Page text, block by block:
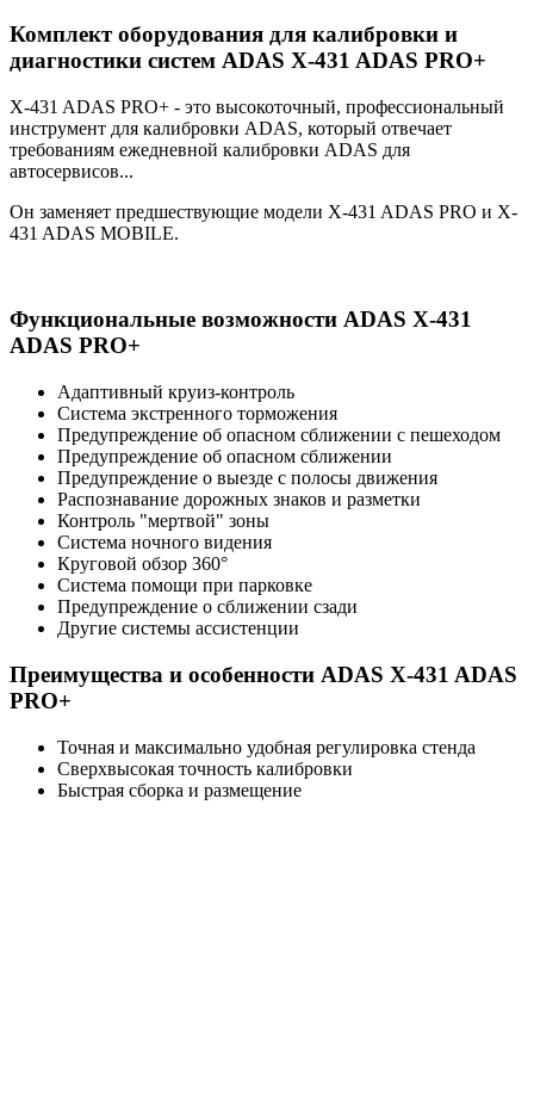
Комплект оборудования для калибровки и
диагностики систем ADAS X-431 ADAS PRO+
X-431 ADAS PRO+ - это высокоточный, профессиональный
инструмент для калибровки ADAS, который отвечает
требованиям ежедневной калибровки ADAS для
автосервисов...
Он заменяет предшествующие модели X-431 ADAS PRO и X-
431 ADAS MOBILE.
Функциональные возможности ADAS X-431
ADAS PRO+
Адаптивный круиз-контроль
Система экстренного торможения
Предупреждение об опасном сближении с пешеходом
Предупреждение об опасном сближении
Предупреждение о выезде с полосы движения
Распознавание дорожных знаков и разметки
Контроль "мертвой" зоны
Система ночного видения
Круговой обзор 360°
Система помощи при парковке
Предупреждение о сближении сзади
Другие системы ассистенции
Преимущества и особенности ADAS X-431 ADAS
PRO+
Точная и максимально удобная регулировка стенда
Сверхвысокая точность калибровки
Быстрая сборка и размещение